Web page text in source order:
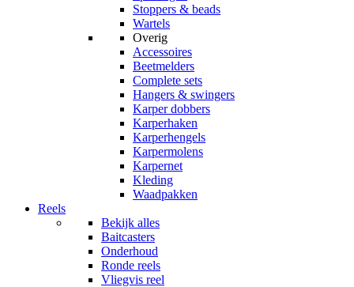
Stoppers & beads
Wartels
Overig
Accessoires
Beetmelders
Complete sets
Hangers & swingers
Karper dobbers
Karperhaken
Karperhengels
Karpermolens
Karpernet
Kleding
Waadpakken
Reels
Bekijk alles
Baitcasters
Onderhoud
Ronde reels
Vliegvis reel